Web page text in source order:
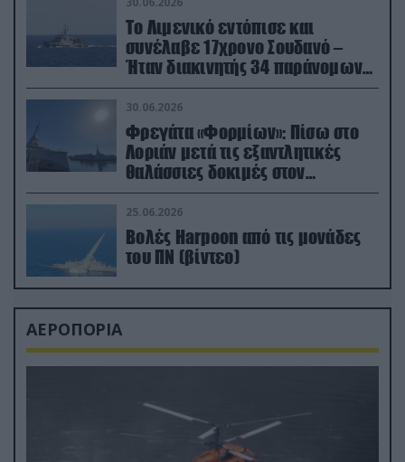
Το Λιμενικό εντόπισε και
συνέλαβε 17χρονο Σουδανό –
Ήταν διακινητής 34 παράνομων
μεταναστών
30.06.2026
Φρεγάτα «Φορμίων»: Πίσω στο
Λοριάν μετά τις εξαντλητικές
θαλάσσιες δοκιμές στον
απαιτητικό Βισκαϊκό
25.06.2026
Βολές Harpoon από τις μονάδες
του ΠΝ (βίντεο)
ΑΕΡΟΠΟΡΙΑ